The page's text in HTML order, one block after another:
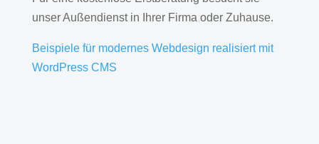
unser Außendienst in Ihrer Firma oder Zuhause.
Beispiele für modernes Webdesign realisiert mit
WordPress CMS